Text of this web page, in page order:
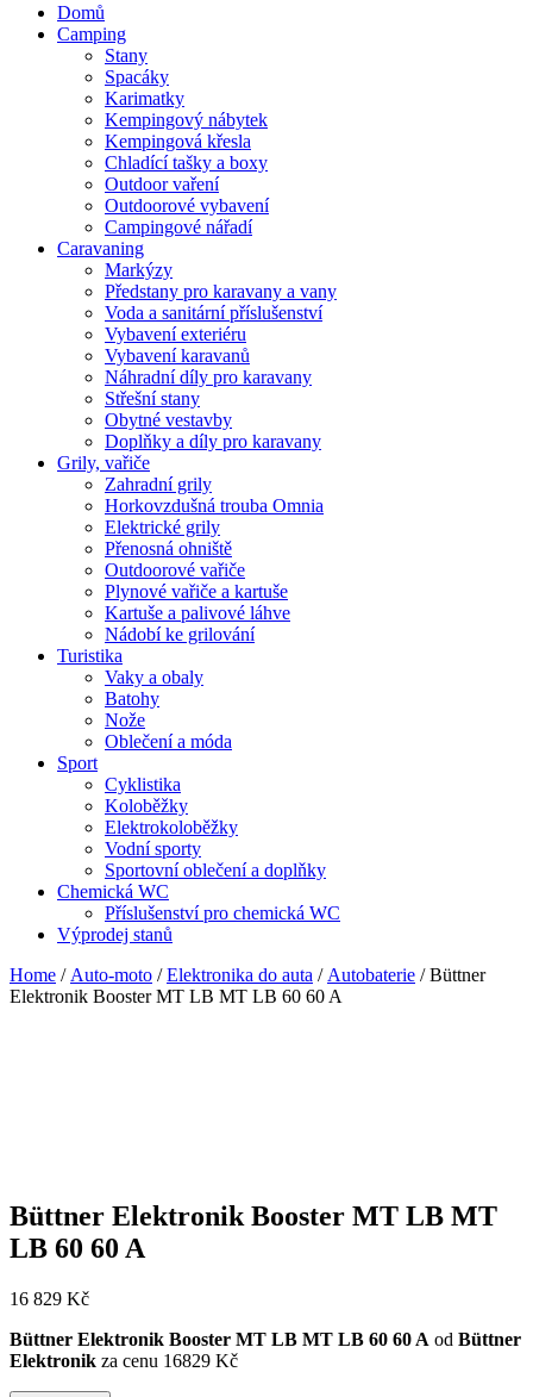
Domů
Camping
Stany
Spacáky
Karimatky
Kempingový nábytek
Kempingová křesla
Chladící tašky a boxy
Outdoor vaření
Outdoorové vybavení
Campingové nářadí
Caravaning
Markýzy
Předstany pro karavany a vany
Voda a sanitární příslušenství
Vybavení exteriéru
Vybavení karavanů
Náhradní díly pro karavany
Střešní stany
Obytné vestavby
Doplňky a díly pro karavany
Grily, vařiče
Zahradní grily
Horkovzdušná trouba Omnia
Elektrické grily
Přenosná ohniště
Outdoorové vařiče
Plynové vařiče a kartuše
Kartuše a palivové láhve
Nádobí ke grilování
Turistika
Vaky a obaly
Batohy
Nože
Oblečení a móda
Sport
Cyklistika
Koloběžky
Elektrokoloběžky
Vodní sporty
Sportovní oblečení a doplňky
Chemická WC
Příslušenství pro chemická WC
Výprodej stanů
Home / Auto-moto /Elektronika do auta / Autobaterie / Büttner
Elektronik Booster MT LB MT LB 60 60 A
Büttner Elektronik Booster MT LB MT
LB 60 60 A
16 829 Kč
Büttner Elektronik Booster MT LB MT LB 60 60 A od Büttner
Elektronik za cenu 16829 Kč